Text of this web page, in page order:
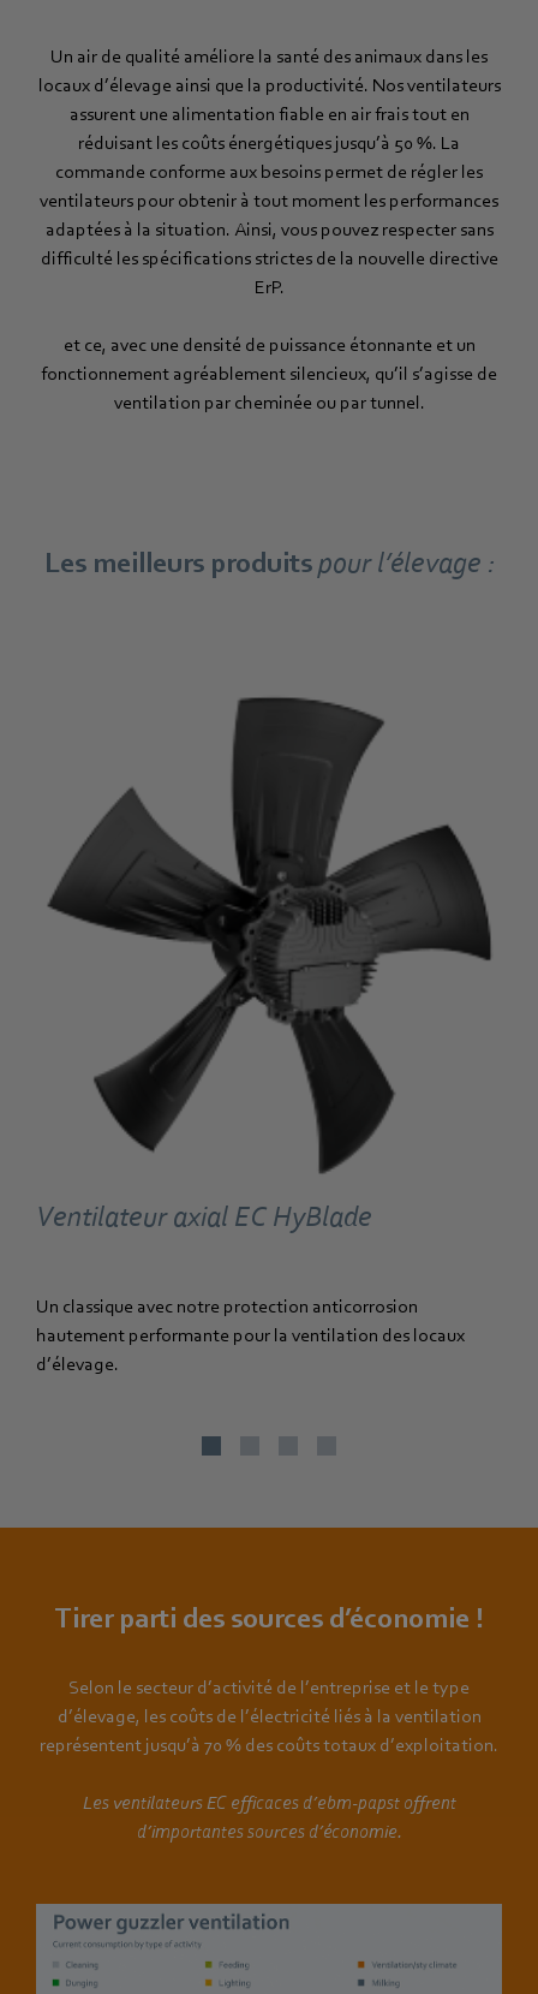
Un air de qualité améliore la santé des animaux dans les
locaux d’élevage ainsi que la productivité. Nos ventilateurs
assurent une alimentation fiable en air frais tout en
réduisant les coûts énergétiques jusqu’à 50 %. La
commande conforme aux besoins permet de régler les
ventilateurs pour obtenir à tout moment les performances
adaptées à la situation. Ainsi, vous pouvez respecter sans
difficulté les spécifications strictes de la nouvelle directive
ErP.
et ce, avec une densité de puissance étonnante et un
fonctionnement agréablement silencieux, qu’il s’agisse de
ventilation par cheminée ou par tunnel.
Les meilleurs produitspour l’élevage :
Ventilateur axial EC HyBlade
Un classique avec notre protection anticorrosion
hautement performante pour la ventilation des locaux
d’élevage.
Tirer parti des sources d’économie !
Selon le secteur d’activité de l’entreprise et le type
d’élevage, les coûts de l’électricité liés à la ventilation
représentent jusqu’à 70 % des coûts totaux d’exploitation.
Les ventilateurs EC efficaces d’ebm-papst offrent
d’importantes sources d’économie.